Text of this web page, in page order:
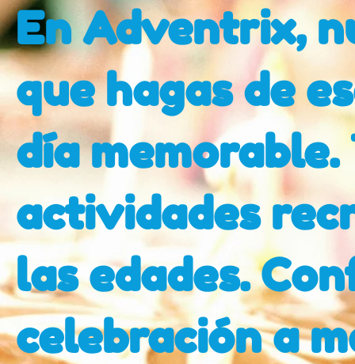
En Adventrix,
que hagas de
día memorable.
actividades
las edades.
celebración a